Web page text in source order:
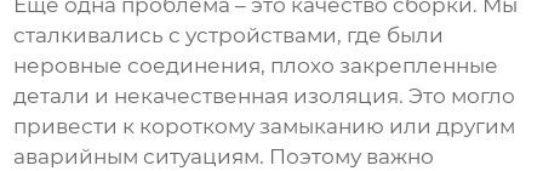
Еще одна проблема – это качество сборки. Мы
сталкивались с устройствами, где были
неровные соединения, плохо закрепленные
детали и некачественная изоляция. Это могло
привести к короткому замыканию или другим
аварийным ситуациям. Поэтому важно